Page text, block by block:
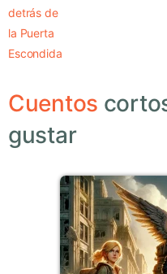
detrás de
la Puerta
Escondida
Cuentos
gustar